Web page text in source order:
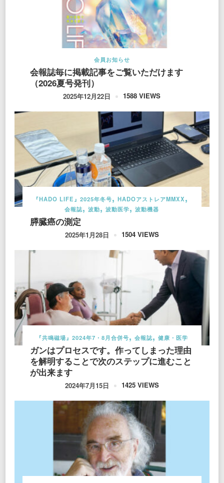
会員お知らせ
会報誌毎に掲載記事をご覧いただけます
（2026夏号発刊）
2025年12月22日 1588 VIEWS
『HADO LIFE』2025年冬号
HADOアストレアMMXX
会報誌
波動 波動医学 波動機器
膵臓癌の測定
2025年1月28日 1504 VIEWS
『共鳴磁場』2024年7・8月合併号 会報誌 健康・医学
ガンはプロセスです。作ってしまった理由
を解明することで次のステップに進むこと
が出来ます
2024年7月15日 1425 VIEWS